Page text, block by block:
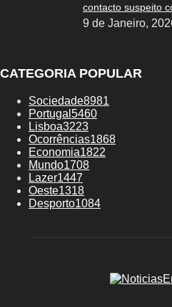
contacto suspeito
9 de Janeiro,
CATEGORIA POPULAR
Sociedade8981
Portugal 5460
Lisboa3223
Ocorrências1868
Economia1822
Mundo1708
Lazer1447
Oeste1318
Desporto1084